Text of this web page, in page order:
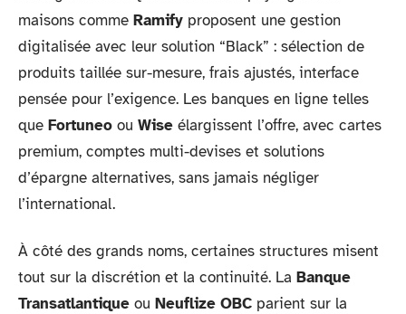
maisons comme Ramify proposent une gestion
digitalisée avec leur solution “Black” : sélection de
produits taillée sur-mesure, frais ajustés, interface
pensée pour l’exigence. Les banques en ligne telles
que Fortuneo ou Wise élargissent l’offre, avec cartes
premium, comptes multi-devises et solutions
d’épargne alternatives, sans jamais négliger
l’international.
À côté des grands noms, certaines structures misent
tout sur la discrétion et la continuité. La Banque
Transatlantique ou Neuflize OBC parient sur la